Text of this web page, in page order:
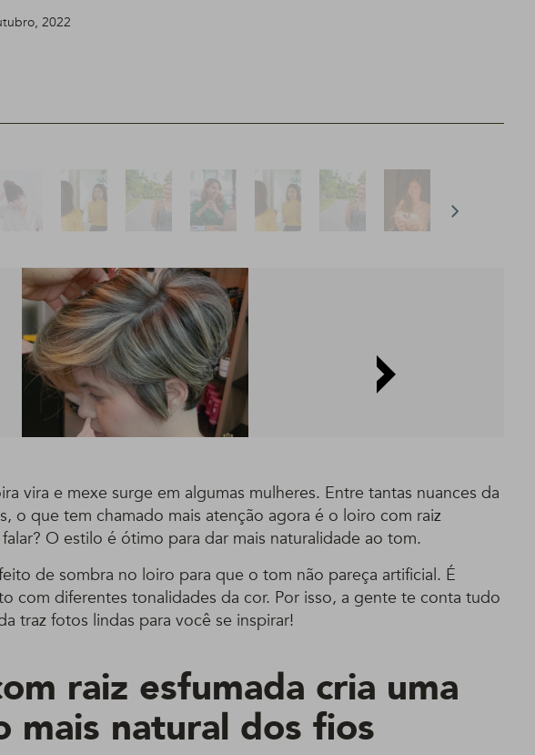
2022
vira e mexe surge em algumas mulheres. Entre tantas nuances da
o que tem chamado mais atenção agora é o loiro com raiz
O estilo é ótimo para dar mais naturalidade ao tom.
de sombra no loiro para que o tom não pareça artificial. É
com diferentes tonalidades da cor. Por isso, a gente te conta tudo
traz fotos lindas para você se inspirar!
raiz esfumada cria uma
mais natural dos fios